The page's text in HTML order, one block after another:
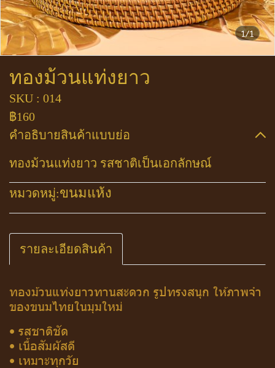
1/1
ทองม้วนแท่งยาว
SKU : 014
฿160
คำอธิบายสินค้าแบบย่อ
ทองม้วนแท่งยาว รสชาติเป็นเอกลักษณ์
หมวดหมู่:ขนมแห้ง
รายละเอียดสินค้า
ทองม้วนแท่งยาวทานสะดวก รูปทรงสนุก ให้ภาพจำ
ของขนมไทยในมุมใหม่
• รสชาติชัด
• เนื้อสัมผัสดี
• เหมาะทุกวัย